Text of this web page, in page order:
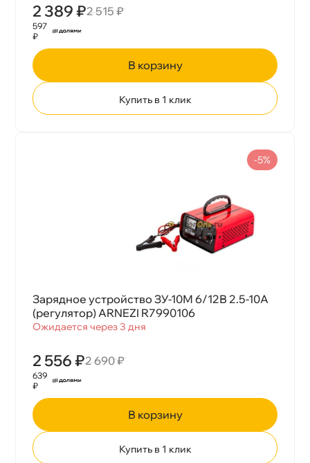
2 389 ₽2 515 ₽
597
₽
корзину
Купить в 1 клик
Зарядное устройство ЗУ-10М 6/12В 2.5-10A
(регулятор) ARNEZI R7990106
Ожидается через 3 дня
2 556 ₽2 690 ₽
-5%
639
₽
корзину
Купить в 1 клик